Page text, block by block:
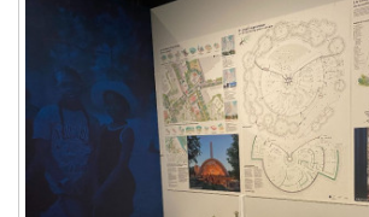
Playback Rate
Chapters
Chapters
Descriptions
descriptions off, selected